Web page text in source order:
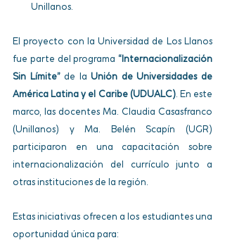
Unillanos.
El proyecto con la Universidad de Los Llanos
fue parte del programa “Internacionalización
Sin Límite” de la Unión de Universidades de
América Latina y el Caribe (UDUALC). En este
marco, las docentes Ma. Claudia Casasfranco
(Unillanos) y Ma. Belén Scapín (UGR)
participaron en una capacitación sobre
internacionalización del currículo junto a
otras instituciones de la región.
Estas iniciativas ofrecen a los estudiantes una
oportunidad única para: